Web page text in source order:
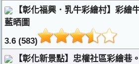
【彰化福興．乳牛彩繪村】彩繪
藍晒圖
3.6 (583)
【彰化新景點】忠權社區彩繪巷